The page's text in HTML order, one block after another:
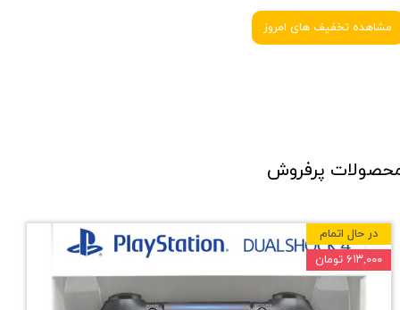
مشاهده تخفیف های امروز
پرفروش
در حال اتمام
۶۱۳,۰۰۰ تومان